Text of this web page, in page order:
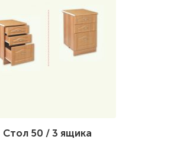
Стол 50 / 3 ящика